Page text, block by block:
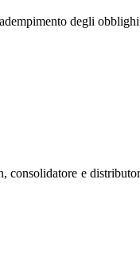
degli
e